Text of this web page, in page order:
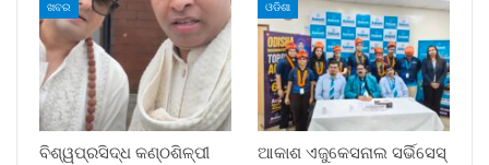
ଖବର
ବିଶ୍ୱପ୍ରସିଦ୍ଧ କଣ୍ଠଶିଳ୍ପୀ
ଓଡିଶା
ଆକାଶ ଏଜୁକେସନାଲ ସର୍ଭିସେସ୍